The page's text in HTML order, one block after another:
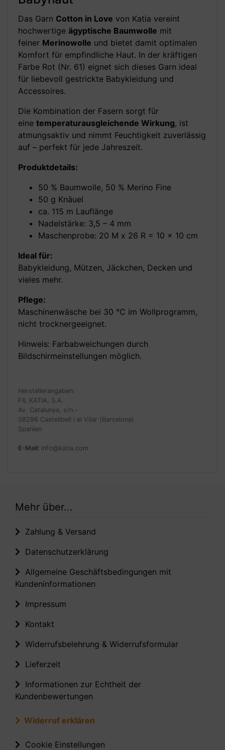
Das Garn Cotton in Love von Katia vereint
hochwertige ägyptische Baumwolle mit
feiner Merinowolle und bietet damit optimalen
Komfort für empfindliche Haut. In der kräftigen
Farbe Rot (Nr. 61) eignet sich dieses Garn ideal
für liebevoll gestrickte Babykleidung und
Accessoires.
Die Kombination der Fasern sorgt für
eine temperaturausgleichende Wirkung, ist
atmungsaktiv und nimmt Feuchtigkeit zuverlässig
auf – perfekt für jede Jahreszeit.
Produktdetails:
50 % Baumwolle, 50 % Merino Fine
50 g Knäuel
ca. 115 m Lauflänge
Nadelstärke: 3,5 – 4 mm
Maschenprobe: 20 M x 26 R = 10 x 10 cm
Ideal für:
Babykleidung, Mützen, Jäckchen, Decken und
vieles mehr.
Pflege:
Maschinenwäsche bei 30 °C im Wollprogramm,
nicht trocknergeeignet.
Hinweis: Farbabweichungen durch
Bildschirmeinstellungen möglich.
Herstellerangaben:
FIL KATIA, S.A.
Av. Catalunya, s/n -
08296 Castellbell i el Vilar (Barcelona)
Spanien
E-Mail: info@katia.com
Mehr über...
Zahlung & Versand
Datenschutzerklärung
Allgemeine Geschäftsbedingungen mit
Kundeninformationen
Impressum
Kontakt
Widerrufsbelehrung & Widerrufsformular
Lieferzeit
Informationen zur Echtheit der
Kundenbewertungen
Widerruf erklären
Cookie Einstellungen